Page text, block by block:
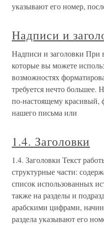
указывают его номер,
Надписи и
Надписи и заголовки При
которые вы можете
возможностях
требуется нечто большее.
по-настоящему красивый,
нашего письма или
1.4. Заголовки
1.4. Заголовки Текст
структурные части:
список использованных
также на разделы и
арабскими цифрами,
раздела указывают его